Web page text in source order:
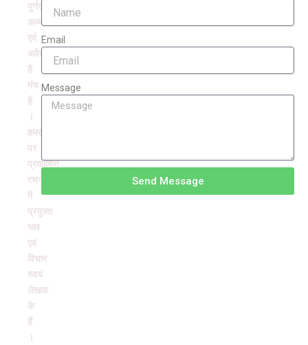
पूर्णतः
अव्यवसायिक
एवं
अवैतनिक
है
मंच
है
हमरंग
पर
प्रकाशित
रचनाओं
में
प्रयुक्त
भाव
एवं
विचार
स्वयं
लेखक
के
हैं
Email
Message
Send Message